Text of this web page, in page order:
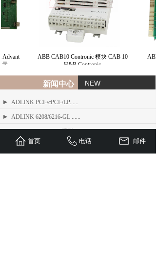
ABB CAB10 Contronic 模块 CAB 10
H&B Contronic
新闻中心 NEW
ADLINK PCI-/cPCI-/LP......
ADLINK 6208/6216-GL ......
ADLINK Angelo RTV 系列......
首页 电话 邮件